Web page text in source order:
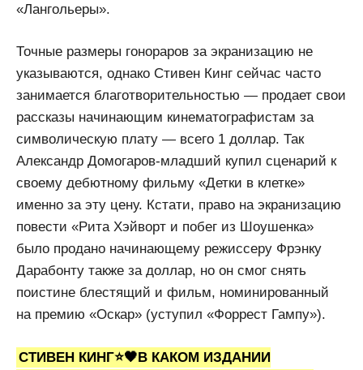
«Лангольеры».
Точные размеры гонораров за экранизацию не
указываются, однако Стивен Кинг сейчас часто
занимается благотворительностью — продает свои
рассказы начинающим кинематографистам за
символическую плату — всего 1 доллар. Так
Александр Домогаров-младший купил сценарий к
своему дебютному фильму «Детки в клетке»
именно за эту цену. Кстати, право на экранизацию
повести «Рита Хэйворт и побег из Шоушенка»
было продано начинающему режиссеру Фрэнку
Дарабонту также за доллар, но он смог снять
поистине блестящий и фильм, номинированный
на премию «Оскар» (уступил «Форрест Гампу»).
СТИВЕН КИНГ⭐🖤В КАКОМ ИЗДАНИИ